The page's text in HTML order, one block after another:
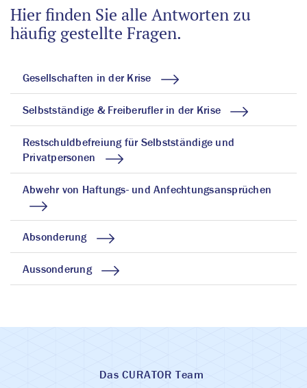
Hier finden Sie alle Antworten zu
häufig gestellte Fragen.
Gesellschaften in der Krise
Selbstständige & Freiberufler in der Krise
Restschuldbefreiung für Selbstständige und
Privatpersonen
Abwehr von Haftungs- und Anfechtungsansprüchen
Absonderung
Aussonderung
Das CURATOR Team